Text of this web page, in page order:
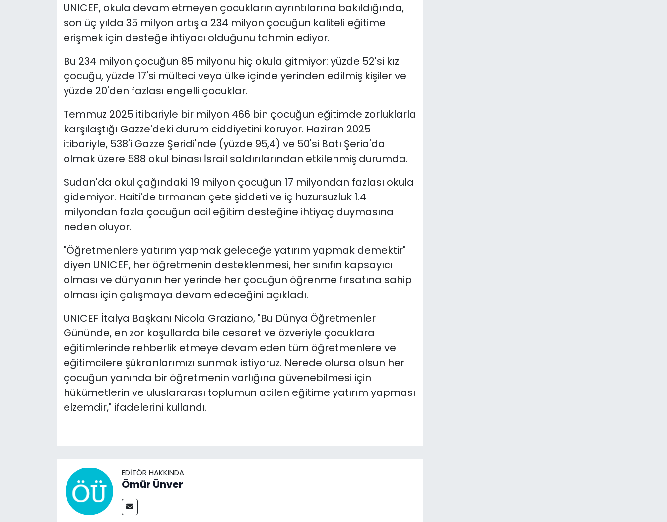
UNICEF, okula devam etmeyen çocukların ayrıntılarına bakıldığında,
son üç yılda 35 milyon artışla 234 milyon çocuğun kaliteli eğitime
erişmek için desteğe ihtiyacı olduğunu tahmin ediyor.
Bu 234 milyon çocuğun 85 milyonu hiç okula gitmiyor: yüzde 52'si kız
çocuğu, yüzde 17'si mülteci veya ülke içinde yerinden edilmiş kişiler ve
yüzde 20'den fazlası engelli çocuklar.
Temmuz 2025 itibariyle bir milyon 466 bin çocuğun eğitimde zorluklarla
karşılaştığı Gazze'deki durum ciddiyetini koruyor. Haziran 2025
itibariyle, 538'i Gazze Şeridi'nde (yüzde 95,4) ve 50'si Batı Şeria'da
olmak üzere 588 okul binası İsrail saldırılarından etkilenmiş durumda.
Sudan'da okul çağındaki 19 milyon çocuğun 17 milyondan fazlası okula
gidemiyor. Haiti'de tırmanan çete şiddeti ve iç huzursuzluk 1.4
milyondan fazla çocuğun acil eğitim desteğine ihtiyaç duymasına
neden oluyor.
"Öğretmenlere yatırım yapmak geleceğe yatırım yapmak demektir"
diyen UNICEF, her öğretmenin desteklenmesi, her sınıfın kapsayıcı
olması ve dünyanın her yerinde her çocuğun öğrenme fırsatına sahip
olması için çalışmaya devam edeceğini açıkladı.
UNICEF İtalya Başkanı Nicola Graziano, "Bu Dünya Öğretmenler
Gününde, en zor koşullarda bile cesaret ve özveriyle çocuklara
eğitimlerinde rehberlik etmeye devam eden tüm öğretmenlere ve
eğitimcilere şükranlarımızı sunmak istiyoruz. Nerede olursa olsun her
çocuğun yanında bir öğretmenin varlığına güvenebilmesi için
hükümetlerin ve uluslararası toplumun acilen eğitime yatırım yapması
elzemdir," ifadelerini kullandı.
EDITÖR HAKKINDA
Ömür Ünver